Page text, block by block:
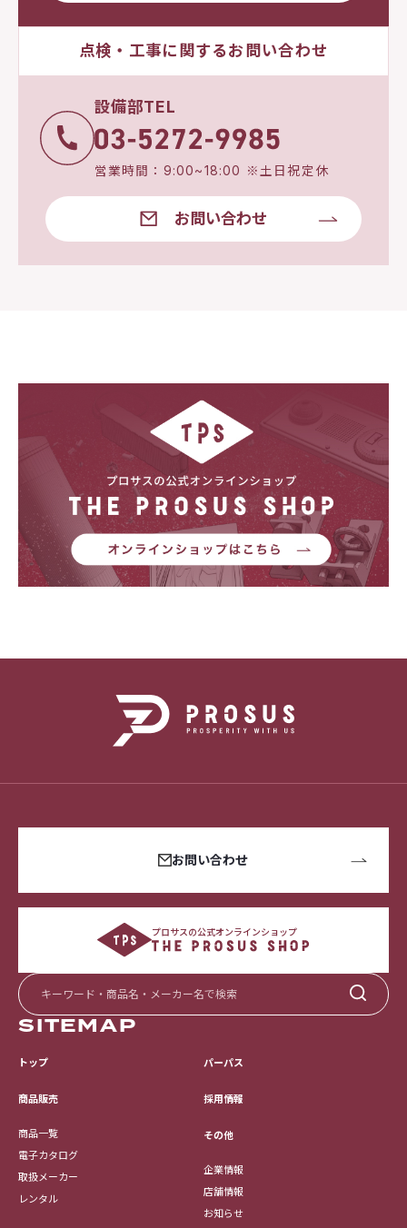
点検・工事に関するお問い合わせ
設備部TEL
営業時間：9:00~18:00 ※土日祝定休
お問い合わせ
お問い合わせ
プロサスの公式オンラインショップ
SITEMAP
トップ
商品販売
商品一覧
電子カタログ
取扱メーカー
レンタル
パーパス
採用情報
その他
企業情報
店舗情報
お知らせ